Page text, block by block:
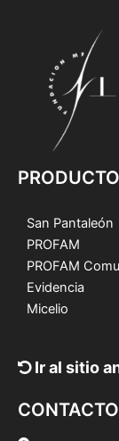
San Pantaleón
PROFAM
PROFAM
Evidencia
Micelio
Ir al sitio
CONTACTO